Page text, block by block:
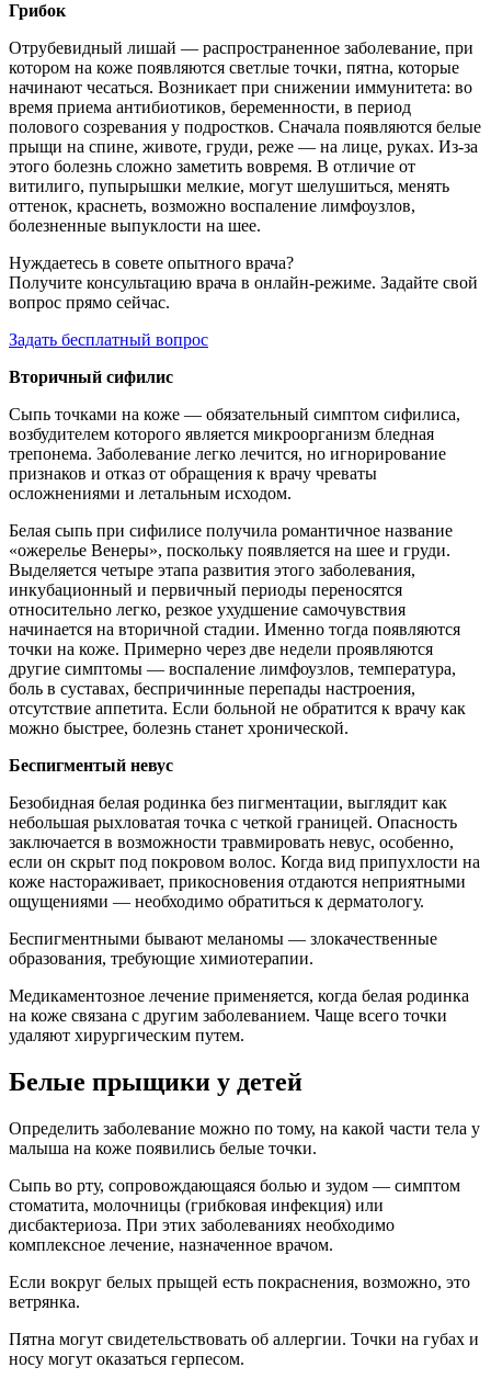
Грибок
Отрубевидный лишай — распространенное заболевание, при
котором на коже появляются светлые точки, пятна, которые
начинают чесаться. Возникает при снижении иммунитета: во
время приема антибиотиков, беременности, в период
полового созревания у подростков. Сначала появляются белые
прыщи на спине, животе, груди, реже — на лице, руках. Из-за
этого болезнь сложно заметить вовремя. В отличие от
витилиго, пупырышки мелкие, могут шелушиться, менять
оттенок, краснеть, возможно воспаление лимфоузлов,
болезненные выпуклости на шее.
Нуждаетесь в совете опытного врача?
Получите консультацию врача в онлайн-режиме. Задайте свой
вопрос прямо сейчас.
Задать бесплатный вопрос
Вторичный сифилис
Сыпь точками на коже — обязательный симптом сифилиса,
возбудителем которого является микроорганизм бледная
трепонема. Заболевание легко лечится, но игнорирование
признаков и отказ от обращения к врачу чреваты
осложнениями и летальным исходом.
Белая сыпь при сифилисе получила романтичное название
«ожерелье Венеры», поскольку появляется на шее и груди.
Выделяется четыре этапа развития этого заболевания,
инкубационный и первичный периоды переносятся
относительно легко, резкое ухудшение самочувствия
начинается на вторичной стадии. Именно тогда появляются
точки на коже. Примерно через две недели проявляются
другие симптомы — воспаление лимфоузлов, температура,
боль в суставах, беспричинные перепады настроения,
отсутствие аппетита. Если больной не обратится к врачу как
можно быстрее, болезнь станет хронической.
Беспигментый невус
Безобидная белая родинка без пигментации, выглядит как
небольшая рыхловатая точка с четкой границей. Опасность
заключается в возможности травмировать невус, особенно,
если он скрыт под покровом волос. Когда вид припухлости на
коже настораживает, прикосновения отдаются неприятными
ощущениями — необходимо обратиться к дерматологу.
Беспигментными бывают меланомы — злокачественные
образования, требующие химиотерапии.
Медикаментозное лечение применяется, когда белая родинка
на коже связана с другим заболеванием. Чаще всего точки
удаляют хирургическим путем.
Белые прыщики у детей
Определить заболевание можно по тому, на какой части тела у
малыша на коже появились белые точки.
Сыпь во рту, сопровождающаяся болью и зудом — симптом
стоматита, молочницы (грибковая инфекция) или
дисбактериоза. При этих заболеваниях необходимо
комплексное лечение, назначенное врачом.
Если вокруг белых прыщей есть покраснения, возможно, это
ветрянка.
Пятна могут свидетельствовать об аллергии. Точки на губах и
носу могут оказаться герпесом.